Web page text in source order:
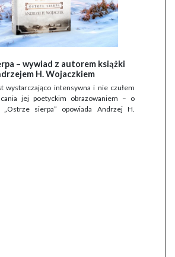
– wywiad z autorem książki
H. Wojaczkiem
wystarczająco intensywna i nie czułem
jej poetyckim obrazowaniem – o
sierpa” opowiada Andrzej H.